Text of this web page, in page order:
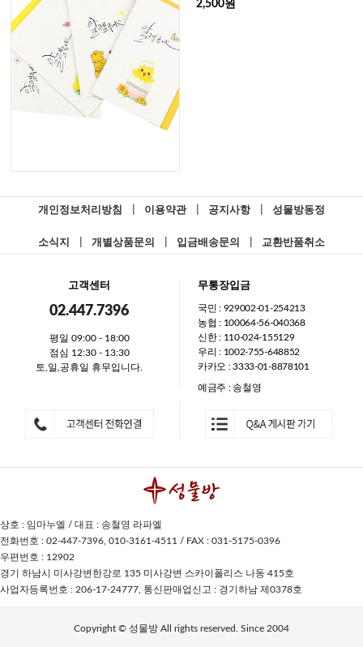
2,500원
개인정보처리방침 이용약관 공지사항 성물방동정
소식지 개별상품문의 입금배송문의 교환반품취소
고객센터
02.447.7396
평일 09:00 - 18:00
점심 12:30 - 13:30
토,일,공휴일 휴무입니다.
무통장입금
국민 : 929002-01-254213
농협 : 100064-56-040368
신한 : 110-024-155129
우리 : 1002-755-648852
카카오 : 3333-01-8878101
예금주 : 송철영
상호 : 임마누엘 / 대표 : 송철영 라파엘
전화번호 : 02-447-7396, 010-3161-4511 / FAX : 031-5175-0396
우편번호 : 12902
경기 하남시 미사강변한강로 135 미사강변 스카이폴리스 나동 415호
사업자등록번호 : 206-17-24777, 통신판매업신고 : 경기하남 제0378호
Copyright © 성물방 All rights reserved. Since 2004